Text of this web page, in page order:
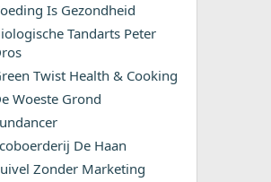
Is Gezondheid
Tandarts Peter
Twist Health & Cooking
Woeste Grond
De Haan
Zonder Marketing